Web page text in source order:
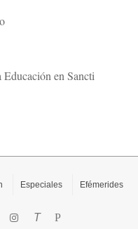
Educación en Sancti
Especiales Efémerides
T P